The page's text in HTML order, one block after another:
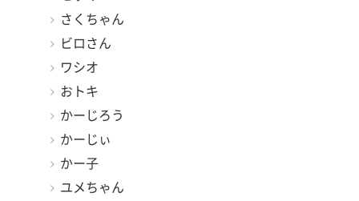
さくちゃん
ビロさん
ワシオ
おトキ
かーじろう
かーじぃ
かー子
ユメちゃん